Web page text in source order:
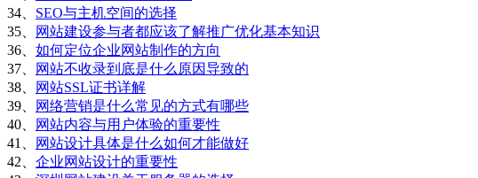
34、 SEO与主机空间的选择
35、
网站建设参与者都应该了解推广优化基本知识
36、 如何定位企业网站制作的方向
37、
网站不收录到底是什么原因导致的
38、
网站SSL证书详解
39、
网络营销是什么常见的方式有哪些
40、
网站内容与用户体验的重要性
41、
网站设计具体是什么如何才能做好
42、 企业网站设计的重要性